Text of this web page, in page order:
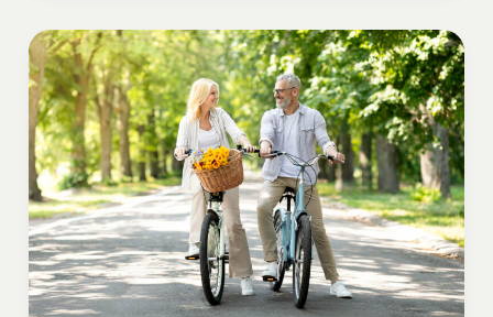
Quelle
vitesse
moyenne
à
vélo
à
70
ans
?